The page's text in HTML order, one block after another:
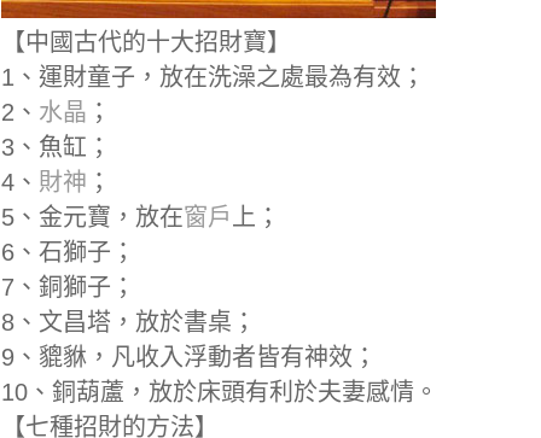
【中國古代的十大招財寶】
1、運財童子，放在洗澡之處最為有效；
2、 水晶 ；
3、魚缸；
4、 財神 ；
5、金元寶，放在窗戶 上；
6、石獅子；
7、銅獅子；
8、文昌塔，放於書桌；
9、貔貅，凡收入浮動者皆有神效；
10、銅葫蘆，放於床頭有利於夫妻感情。
【七種招財的方法】